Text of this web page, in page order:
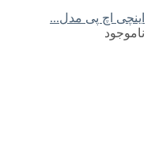
اینچی اچ پی مدل...
ناموجود